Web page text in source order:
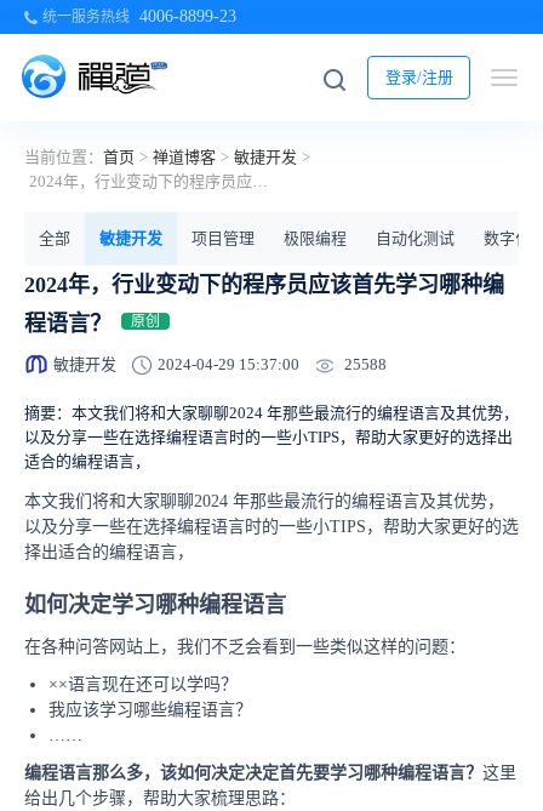
统一服务热线 4006-8899-23
登录/注册
当前位置： 首页 > 禅道博客 > 敏捷开发 >
2024年，行业变动下的程序员应该首先学习哪种编程语言？
全部 敏捷开发 项目管理 极限编程 自动化测试 数字化
2024年，行业变动下的程序员应该首先学习哪种编
程语言？
原创
敏捷开发 2024-04-29 15:37:00 25588
摘要：本文我们将和大家聊聊2024 年那些最流行的编程语言及其优势，
以及分享一些在选择编程语言时的一些小TIPS，帮助大家更好的选择出
适合的编程语言，
本文我们将和大家聊聊2024 年那些最流行的编程语言及其优势，
以及分享一些在选择编程语言时的一些小TIPS，帮助大家更好的选
择出适合的编程语言，
如何决定学习哪种编程语言
在各种问答网站上，我们不乏会看到一些类似这样的问题：
××语言现在还可以学吗？
我应该学习哪些编程语言？
……
编程语言那么多，该如何决定决定首先要学习哪种编程语言？ 这里
给出几个步骤，帮助大家梳理思路：